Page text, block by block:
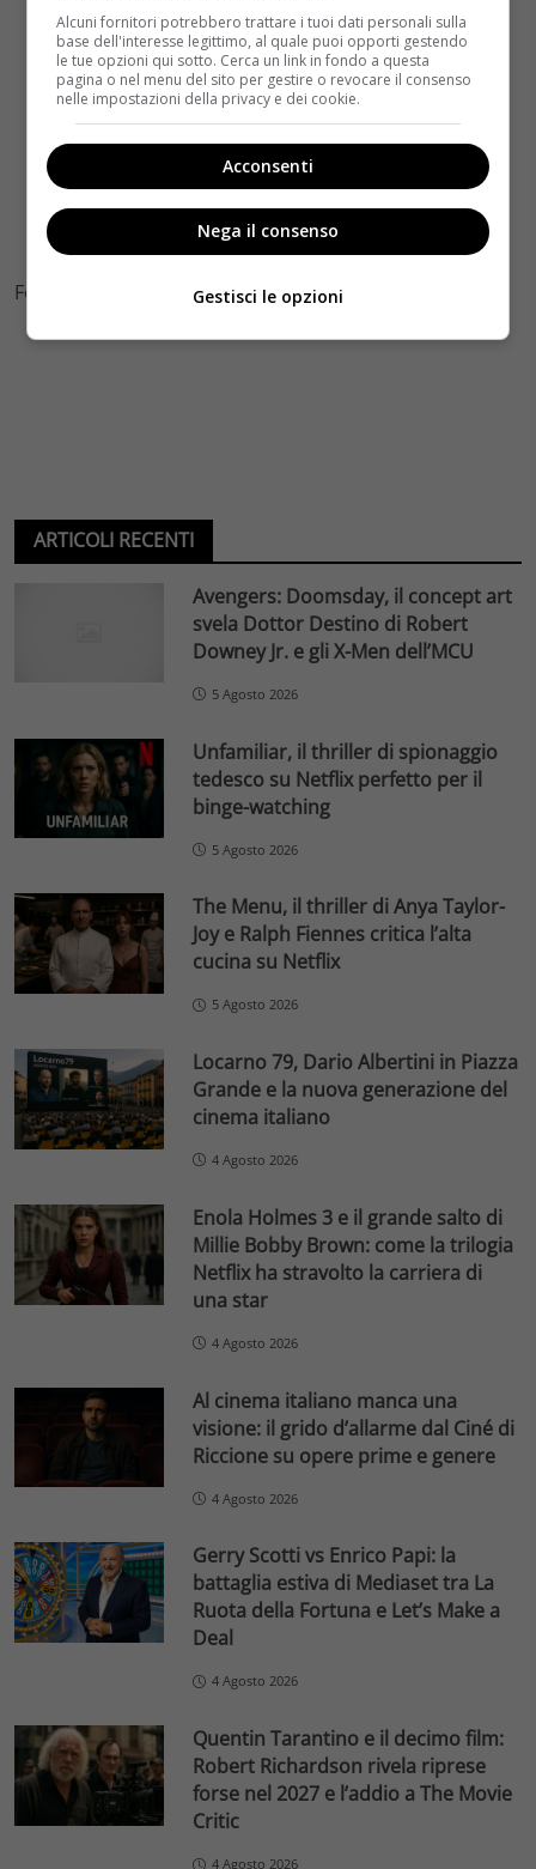
Foto by Facebook
ARTICOLI RECENTI
Avengers: Doomsday, il concept art
svela Dottor Destino di Robert
Downey Jr. e gli X-Men dell’MCU
5 Agosto 2026
Unfamiliar, il thriller di spionaggio
tedesco su Netflix perfetto per il
binge-watching
5 Agosto 2026
The Menu, il thriller di Anya Taylor-
Joy e Ralph Fiennes critica l’alta
cucina su Netflix
5 Agosto 2026
Locarno 79, Dario Albertini in Piazza
Grande e la nuova generazione del
cinema italiano
4 Agosto 2026
Enola Holmes 3 e il grande salto di
Millie Bobby Brown: come la trilogia
Netflix ha stravolto la carriera di
una star
4 Agosto 2026
Al cinema italiano manca una
visione: il grido d’allarme dal Ciné di
Riccione su opere prime e genere
4 Agosto 2026
Gerry Scotti vs Enrico Papi: la
battaglia estiva di Mediaset tra La
Ruota della Fortuna e Let’s Make a
Deal
4 Agosto 2026
Quentin Tarantino e il decimo film:
Robert Richardson rivela riprese
forse nel 2027 e l’addio a The Movie
Critic
4 Agosto 2026
Alcuni fornitori potrebbero trattare i tuoi dati personali sulla
base dell'interesse legittimo, al quale puoi opporti gestendo
le tue opzioni qui sotto. Cerca un link in fondo a questa
pagina o nel menu del sito per gestire o revocare il consenso
nelle impostazioni della privacy e dei cookie.
Acconsenti
Nega il consenso
Gestisci le opzioni